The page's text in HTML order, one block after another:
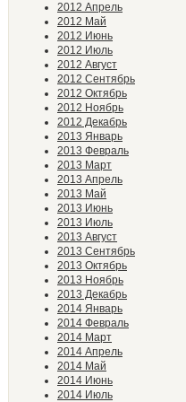
2012 Апрель
2012 Май
2012 Июнь
2012 Июль
2012 Август
2012 Сентябрь
2012 Октябрь
2012 Ноябрь
2012 Декабрь
2013 Январь
2013 Февраль
2013 Март
2013 Апрель
2013 Май
2013 Июнь
2013 Июль
2013 Август
2013 Сентябрь
2013 Октябрь
2013 Ноябрь
2013 Декабрь
2014 Январь
2014 Февраль
2014 Март
2014 Апрель
2014 Май
2014 Июнь
2014 Июль